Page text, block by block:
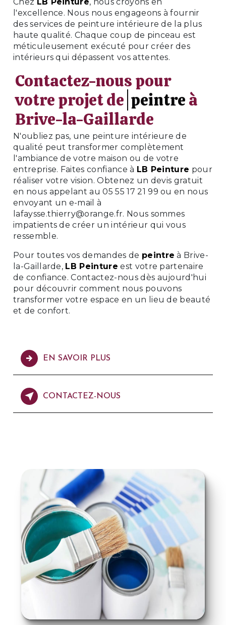
l'excellence. Nous nous engageons à fournir
des services de peinture intérieure de la plus
haute qualité. Chaque coup de pinceau est
méticuleusement exécuté pour créer des
intérieurs qui dépassent vos attentes.
Contactez-nous pour
votre projet de peintreà
Brive-la-Gaillarde
N'oubliez pas, une peinture intérieure de
qualité peut transformer complètement
l'ambiance de votre maison ou de votre
entreprise. Faites confiance à LB Peinture pour
réaliser votre vision. Obtenez un devis gratuit
en nous appelant au 05 55 17 21 99 ou en nous
envoyant un e-mail à
lafaysse.thierry@orange.fr. Nous sommes
impatients de créer un intérieur qui vous
ressemble.
Pour toutes vos demandes de peintre à Brive-
la-Gaillarde, LB Peinture est votre partenaire
de confiance. Contactez-nous dès aujourd'hui
pour découvrir comment nous pouvons
transformer votre espace en un lieu de beauté
et de confort.
EN SAVOIR PLUS
CONTACTEZ-NOUS